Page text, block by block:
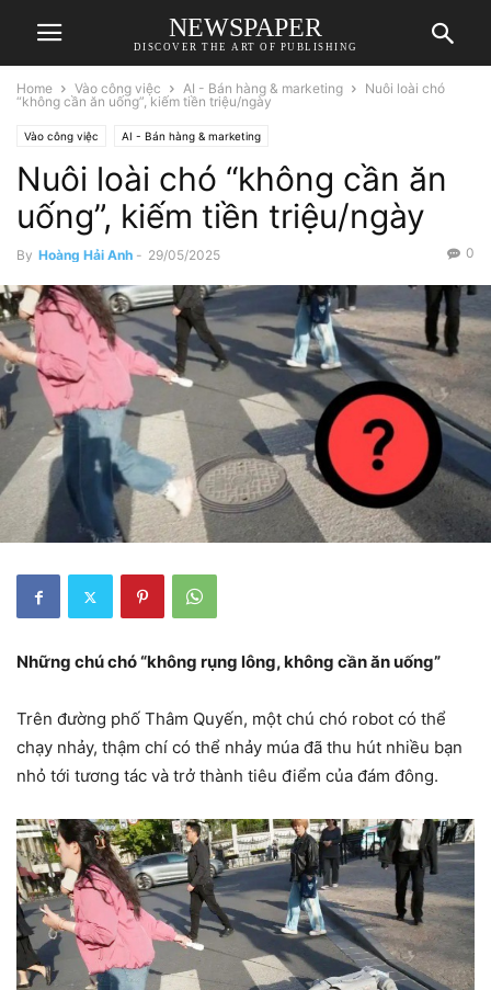
NEWSPAPER
DISCOVER THE ART OF PUBLISHING
Home Vào công việc AI - Bán hàng & marketing
Nuôi loài chó
“không cần ăn uống”, kiếm tiền triệu/ngày
Vào công việc AI - Bán hàng & marketing
Nuôi loài chó “không cần ăn
uống”, kiếm tiền triệu/ngày
By Hoàng Hải Anh - 29/05/2025 0
Những chú chó “không rụng lông, không cần ăn uống”
Trên đường phố Thâm Quyến, một chú chó robot có thể
chạy nhảy, thậm chí có thể nhảy múa đã thu hút nhiều bạn
nhỏ tới tương tác và trở thành tiêu điểm của đám đông.